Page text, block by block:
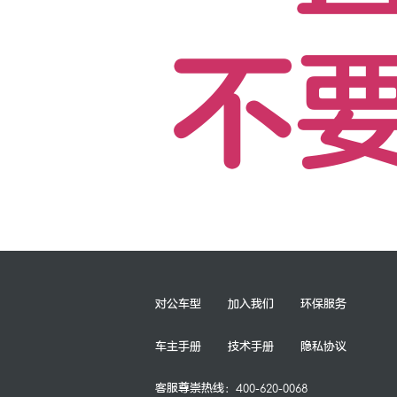
不
对公车型 加入我们 环保服务
车主手册 技术手册 隐私协议
客服尊崇热线： 400-620-0068